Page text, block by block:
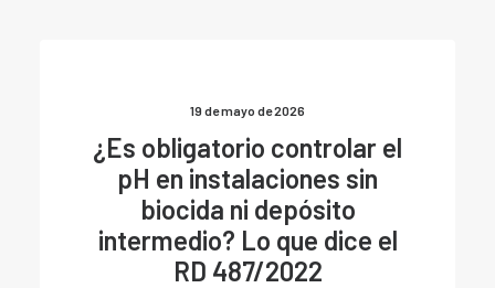
19 de mayo de 2026
¿Es obligatorio controlar el
pH en instalaciones sin
biocida ni depósito
intermedio? Lo que dice el
RD 487/2022